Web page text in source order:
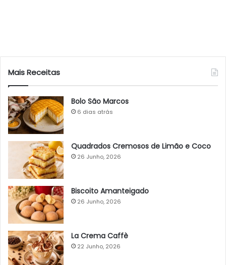
Mais Receitas
Bolo São Marcos
6 dias atrás
Quadrados Cremosos de Limão e Coco
26 Junho, 2026
Biscoito Amanteigado
26 Junho, 2026
La Crema Caffè
22 Junho, 2026